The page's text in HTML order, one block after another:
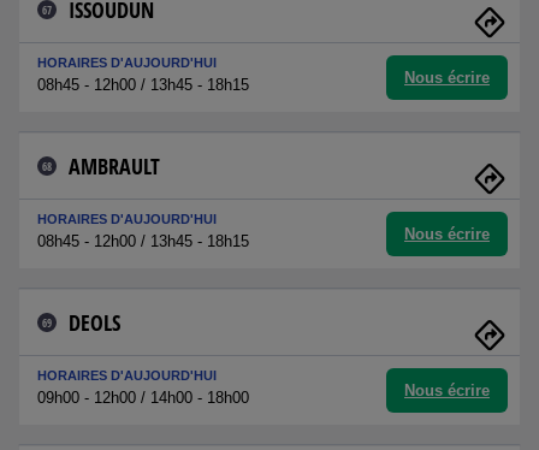
67 ISSOUDUN
HORAIRES D'AUJOURD'HUI
08h45 - 12h00 / 13h45 - 18h15 Nous écrire
68 AMBRAULT
HORAIRES D'AUJOURD'HUI
08h45 - 12h00 / 13h45 - 18h15 Nous écrire
69 DEOLS
HORAIRES D'AUJOURD'HUI
09h00 - 12h00 / 14h00 - 18h00 Nous écrire